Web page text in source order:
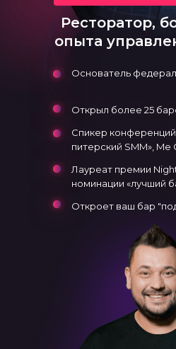
Ресторатор,
опыта
Основатель
Открыл более 25
Лауреат премии
номинации «лучший
Спикер конференций
питерский SMM», Me
Откроет ваш бар